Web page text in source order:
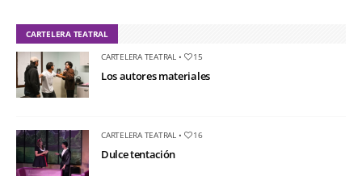
CARTELERA TEATRAL
CARTELERA TEATRAL• 15
Los autores materiales
CARTELERA TEATRAL• 16
Dulce tentación